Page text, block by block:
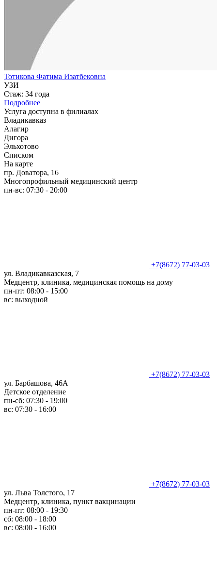
Тотикова Фатима Изатбековна
УЗИ
Стаж: 34 года
Подробнее
Услуга доступна в филиалах
Владикавказ
Алагир
Дигора
Эльхотово
Списком
На карте
пр. Доватора, 16
Многопрофильный медицинский центр
пн-вс: 07:30 - 20:00
+7(8672) 77-03-03
ул. Владикавказская, 7
Медцентр, клиника, медицинская помощь на дому
пн-пт: 08:00 - 15:00
вс: выходной
+7(8672) 77-03-03
ул. Барбашова, 46А
Детское отделение
пн-сб: 07:30 - 19:00
вс: 07:30 - 16:00
+7(8672) 77-03-03
ул. Льва Толстого, 17
Медцентр, клиника, пункт вакцинации
пн-пт: 08:00 - 19:30
сб: 08:00 - 18:00
вс: 08:00 - 16:00